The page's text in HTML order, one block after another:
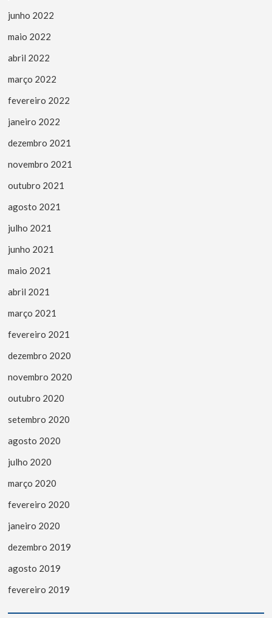
junho 2022
maio 2022
abril 2022
março 2022
fevereiro 2022
janeiro 2022
dezembro 2021
novembro 2021
outubro 2021
agosto 2021
julho 2021
junho 2021
maio 2021
abril 2021
março 2021
fevereiro 2021
dezembro 2020
novembro 2020
outubro 2020
setembro 2020
agosto 2020
julho 2020
março 2020
fevereiro 2020
janeiro 2020
dezembro 2019
agosto 2019
fevereiro 2019